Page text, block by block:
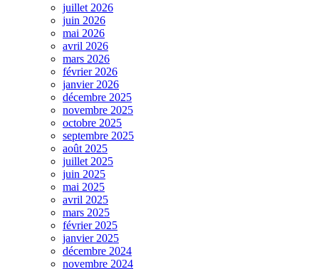
juillet 2026
juin 2026
mai 2026
avril 2026
mars 2026
février 2026
janvier 2026
décembre 2025
novembre 2025
octobre 2025
septembre 2025
août 2025
juillet 2025
juin 2025
mai 2025
avril 2025
mars 2025
février 2025
janvier 2025
décembre 2024
novembre 2024